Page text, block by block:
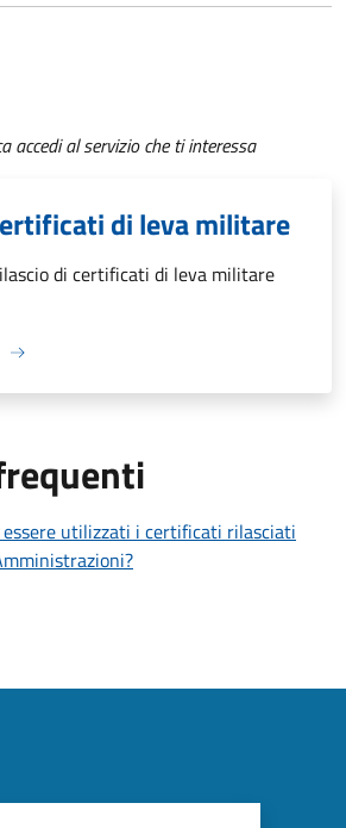
accedi al servizio che ti interessa
di leva militare
di certificati di leva militare
essere utilizzati i certificati rilasciati